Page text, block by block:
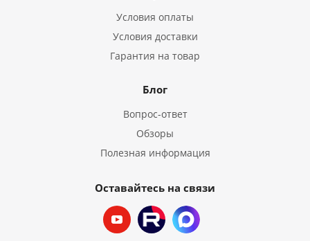
Условия оплаты
Условия доставки
Гарантия на товар
Блог
Вопрос-ответ
Обзоры
Полезная информация
Оставайтесь на связи